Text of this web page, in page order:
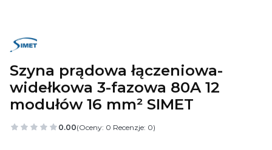
Szyna prądowa łączeniowa-
widełkowa 3-fazowa 80A 12
modułów 16 mm² SIMET
0.00(Oceny: 0 Recenzje: 0)